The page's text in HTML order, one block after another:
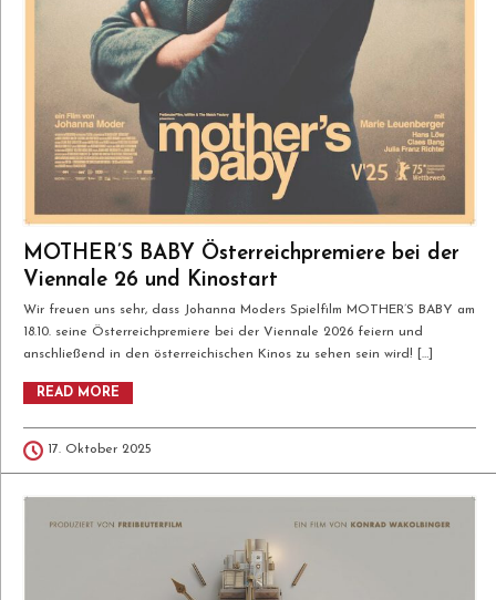
MOTHER’S BABY Österreichpremiere bei der
Viennale 26 und Kinostart
Wir freuen uns sehr, dass Johanna Moders Spielfilm MOTHER’S BABY am
18.10. seine Österreichpremiere bei der Viennale 2026 feiern und
anschließend in den österreichischen Kinos zu sehen sein wird! […]
READ MORE
17. Oktober 2025